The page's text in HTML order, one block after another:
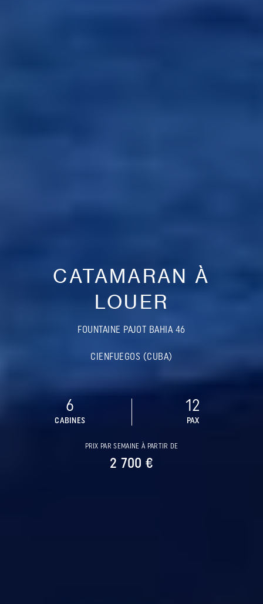
CATAMARAN À
LOUER
FOUNTAINE PAJOT BAHIA 46
CIENFUEGOS (CUBA)
6
CABINES
12
PAX
PRIX PAR SEMAINE À PARTIR DE
2 700 €